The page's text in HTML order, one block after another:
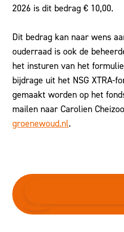
2026 is dit bedrag € 10,00.
Dit bedrag kan naar wens
ouderraad is ook de
het insturen van het
bijdrage uit het NSG XTRA-
gemaakt worden op het
mailen naar Carolien
groenewoud.nl.